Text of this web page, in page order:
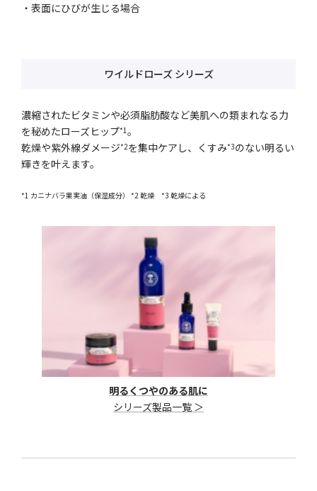
・表面にひびが生じる場合
ワイルドローズ シリーズ
濃縮されたビタミンや必須脂肪酸など美肌への類まれなる力
を秘めたローズヒップ*1。
乾燥や紫外線ダメージ*2を集中ケアし、くすみ*3のない明るい
輝きを叶えます。
*1 カニナバラ果実油（保湿成分） *2 乾燥 *3 乾燥による
明るくつやのある肌に
シリーズ製品一覧 ＞